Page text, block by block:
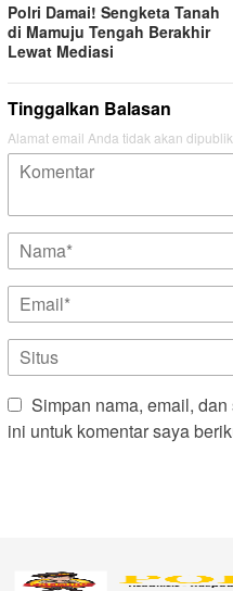
Polri Damai! Sengketa Tanah
di Mamuju Tengah Berakhir
Lewat Mediasi
Tinggalkan Balasan
Alamat email Anda tidak akan
Simpan nama, email,
ini untuk komentar saya